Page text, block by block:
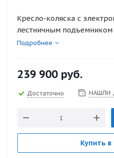
Кресло-коляска с
лестничным подъемником
Подробнее
239 900 руб.
Достаточно НАШЛИ
Купить в